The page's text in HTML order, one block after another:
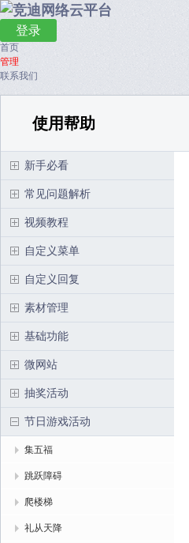
登录
首页
管理
联系我们
使用帮助
新手必看
常见问题解析
视频教程
自定义菜单
自定义回复
素材管理
基础功能
微网站
抽奖活动
节日游戏活动
集五福
跳跃障碍
爬楼梯
礼从天降